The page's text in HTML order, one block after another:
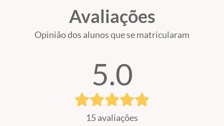
Avaliações
Opinião dos alunos que se matricularam
5.0
15 avaliações